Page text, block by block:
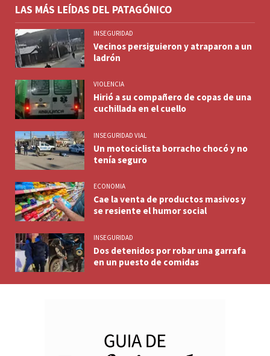
LAS MÁS LEÍDAS DEL PATAGÓNICO
INSEGURIDAD
Vecinos persiguieron y atraparon a un
ladrón
VIOLENCIA
Hirió a su compañero de copas de una
cuchillada en el cuello
INSEGURIDAD VIAL
Un motociclista borracho chocó y no
tenía seguro
ECONOMIA
Cae la venta de productos masivos y
se resiente el humor social
INSEGURIDAD
Dos detenidos por robar una garrafa
en un puesto de comidas